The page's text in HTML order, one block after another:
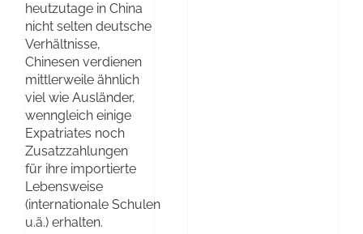
heutzutage in China
nicht selten deutsche
Verhältnisse,
Chinesen verdienen
mittlerweile ähnlich
viel wie Ausländer,
wenngleich einige
Expatriates noch
Zusatzzahlungen
für ihre importierte
Lebensweise
(internationale Schulen
u.ä.) erhalten.